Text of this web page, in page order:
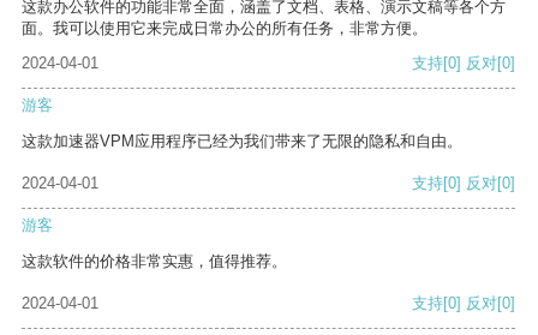
这款办公软件的功能非常全面，涵盖了文档、表格、演示文稿等各个方
面。我可以使用它来完成日常办公的所有任务，非常方便。
2024-04-01
支持[0] 反对[0]
游客
这款加速器VPM应用程序已经为我们带来了无限的隐私和自由。
2024-04-01 支持[0] 反对[0]
游客
这款软件的价格非常实惠，值得推荐。
2024-04-01 支持[0] 反对[0]